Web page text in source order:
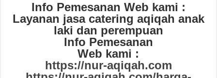
Info Pemesanan Web kami :
Layanan jasa catering aqiqah anak
laki dan perempuan
Info Pemesanan
Web kami :
https://nur-aqiqah.com